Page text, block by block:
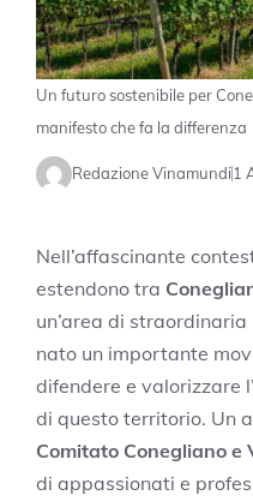
Un futuro sostenibile per
manifesto che fa la differenza
Redazione Vinamundi1
Nell’affascinante
estendono tra
un’area di
nato un importante
difendere e valorizzare
di questo territorio. Un
Comitato Conegliano e
di appassionati e